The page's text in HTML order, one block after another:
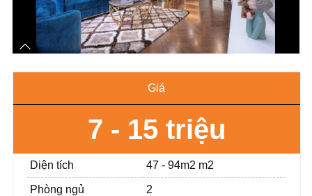
Giá
7 - 15 triệu
Diện tích 47 - 94m2 m2
Phòng ngủ 2